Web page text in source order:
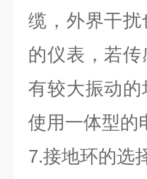
缆，外界干
的仪表，若
有较大振动
使用一体型的
7.接地环的选